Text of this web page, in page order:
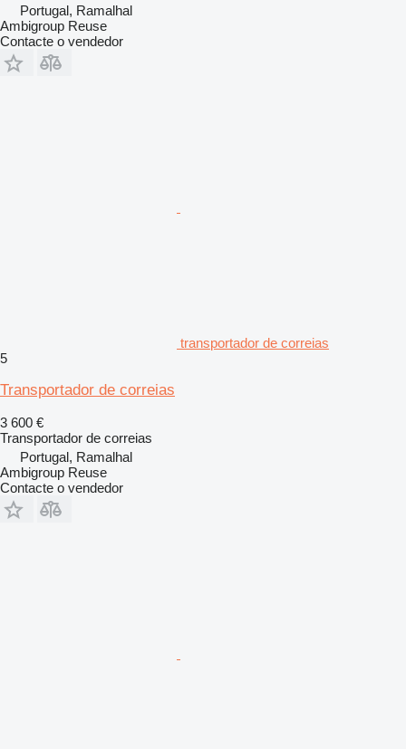
Portugal, Ramalhal
Ambigroup Reuse
Contacte o vendedor
transportador de correias
5
Transportador de correias
3 600 €
Transportador de correias
Portugal, Ramalhal
Ambigroup Reuse
Contacte o vendedor